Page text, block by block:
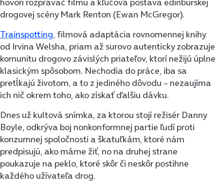
drogovej scény Mark Renton (Ewan McGregor).
Trainspotting, filmová adaptácia rovnomennej knihy
od Irvina Welsha, priam až surovo autenticky zobrazuje
komunitu drogovo závislých priateľov, ktorí nežijú úplne
klasickým spôsobom. Nechodia do práce, iba sa
pretĺkajú životom, a to z jediného dôvodu – nezaujíma
ich nič okrem toho, ako získať ďalšiu dávku.
Dnes už kultová snímka, za ktorou stojí režisér Danny
Boyle, odkrýva boj nonkonformnej partie ľudí proti
konzumnej spoločnosti a škatuľkám, ktoré nám
predpisujú, ako máme žiť, no na druhej strane
poukazuje na peklo, ktoré skôr či neskôr postihne
každého užívateľa drog.